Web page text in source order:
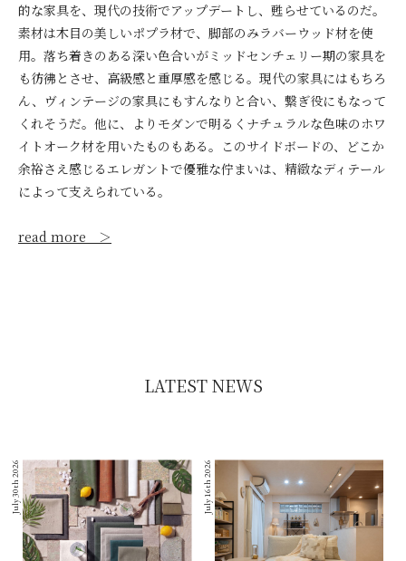
的な家具を、現代の技術でアップデートし、甦らせているのだ。
素材は木目の美しいポプラ材で、脚部のみラバーウッド材を使
用。落ち着きのある深い色合いがミッドセンチェリー期の家具を
も彷彿とさせ、高級感と重厚感を感じる。現代の家具にはもちろ
ん、ヴィンテージの家具にもすんなりと合い、繋ぎ役にもなって
くれそうだ。他に、よりモダンで明るくナチュラルな色味のホワ
イトオーク材を用いたものもある。このサイドボードの、どこか
余裕さえ感じるエレガントで優雅な佇まいは、精緻なディテール
によって支えられている。
read more ＞
LATEST NEWS
July 30th 2026 July 16th 2026